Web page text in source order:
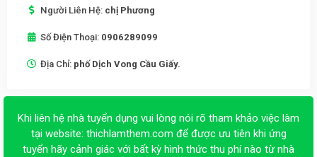
Người Liên Hệ: chị Phương
Số Điện Thoại: 0906289099
Địa Chỉ: phố Dịch Vong Cầu Giấy.
Khi liên hệ nhà tuyển dụng vui lòng nói rõ tham khảo việc làm
tại website: thichlamthem.com để được ưu tiên khi ứng
tuyển hãy cảnh giác với bất kỳ hình thức thu phí nào từ nhà